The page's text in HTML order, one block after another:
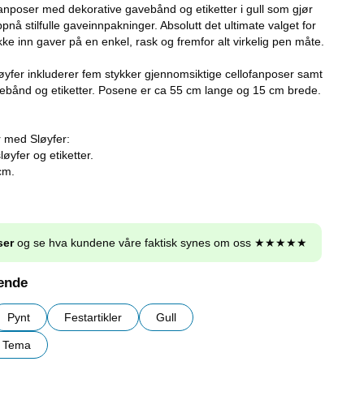
med dekorative gavebånd og etiketter i gull som gjør
stilfulle gaveinnpakninger. Absolutt det ultimate valget for
inn gaver på en enkel, rask og fremfor alt virkelig pen måte.
inkluderer fem stykker gjennomsiktige cellofanposer samt
og etiketter. Posene er ca 55 cm lange og 15 cm brede.
med Sløyfer:
og etiketter.
og se hva kundene våre faktisk synes om oss ★★★★★
Pynt Festartikler Gull